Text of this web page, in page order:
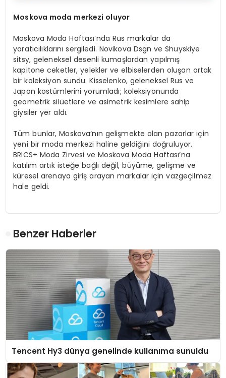
Moskova moda merkezi oluyor
Moskova Moda Haftası’nda Rus markalar da
yaratıcılıklarını sergiledi. Novikova Dsgn ve Shuyskiye
sitsy, geleneksel desenli kumaşlardan yapılmış
kapitone ceketler, yelekler ve elbiselerden oluşan ortak
bir koleksiyon sundu. Kisselenko, geleneksel Rus ve
Japon kostümlerini yorumladı; koleksiyonunda
geometrik silüetlere ve asimetrik kesimlere sahip
giysiler yer aldı.
Tüm bunlar, Moskova’nın gelişmekte olan pazarlar için
yeni bir moda merkezi haline geldiğini doğruluyor.
BRICS+ Moda Zirvesi ve Moskova Moda Haftası’na
katılım artık isteğe bağlı değil, büyüme, gelişme ve
küresel arenaya giriş arayan markalar için vazgeçilmez
hale geldi.
Benzer Haberler
Tencent Hy3 dünya genelinde kullanıma sunuldu